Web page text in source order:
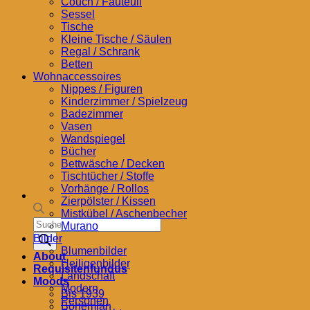
Products
search
About
Requisitenfundus
Moods
Bis 1939
Bohemian
Sessel
Tische
Kleine Tische / Säulen
Regal / Schrank
Betten
Wohnaccessoires
Nippes / Figuren
Kinderzimmer / Spielzeug
Badezimmer
Vasen
Wandspiegel
Bücher
Bettwäsche / Decken
Tischtücher / Stoffe
Vorhänge / Rollos
Zierpölster / Kissen
Mistkübel / Aschenbecher
Murano
Bilder
Blumenbilder
Heiligenbilder
Landschaft
Modern
Personen